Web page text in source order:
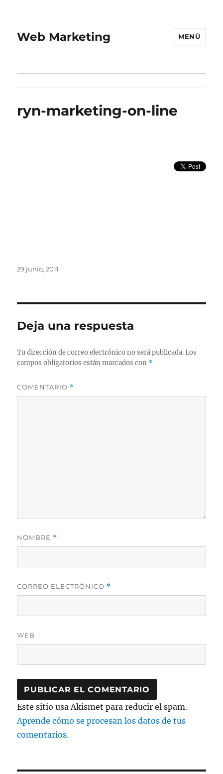
Web Marketing MENÚ
ryn-marketing-on-line
Publicado
29 junio, 2011
Deja una respuesta
Tu dirección de correo electrónico no será publicada. Los
campos obligatorios están marcados con *
COMENTARIO *
NOMBRE *
CORREO ELECTRÓNICO *
WEB
Este sitio usa Akismet para reducir el spam.
Aprende cómo se procesan los datos de tus
comentarios.